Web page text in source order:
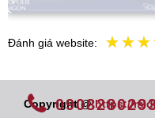
Đánh giá website:
Copyright @https://